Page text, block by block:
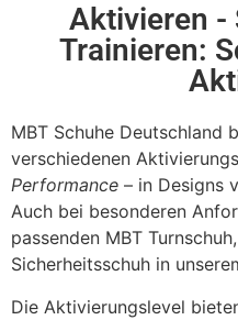
Aktivieren -
Trainieren:
MBT Schuhe Deutschland
verschiedenen
Performance – in Designs
Auch bei besonderen
passenden MBT
Sicherheitsschuh in
Die Aktivierungslevel